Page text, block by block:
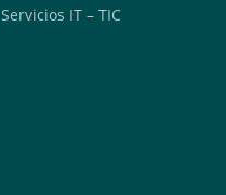
Servicios IT – TIC